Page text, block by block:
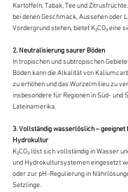
Kartoffeln, Tabak, Tee und
bei denen Geschmack, Aussehen oder
Vordergrund stehen, bietet K₂CO₃ eine
2. Neutralisierung saurer Böden
In tropischen und subtropischen
Böden kann die Alkalität von
zu erhöhen und das Wurzelmilieu zu
insbesondere für Regionen in Süd- und
Lateinamerika.
3. Vollständig wasserlöslich – geeignet
Hydrokultur
K₂CO₃ löst sich vollständig in Wasser
und Hydrokultursystemen eingesetzt
oder zur pH-Regulierung in
Setzlinge.